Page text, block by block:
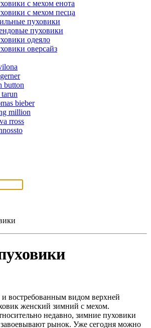
с мехом енота
с мехом песца
пуховики
пуховики
одеяло
оверсайз
button
bieber
million
rross
востребованным видом верхней
женский зимний с мехом.
недавно, зимние пуховики
рынок. Уже сегодня можно